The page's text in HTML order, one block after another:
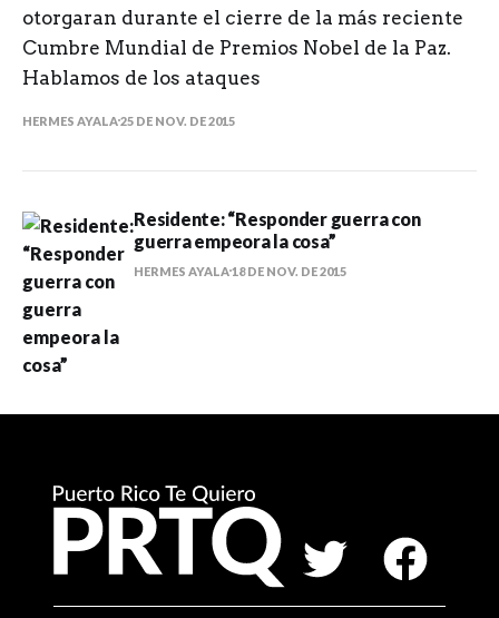
otorgaran durante el cierre de la más reciente
Cumbre Mundial de Premios Nobel de la Paz.
Hablamos de los ataques
HERMES AYALA25 DE NOV. DE 2015
Residente: “Responder guerra con
guerra empeora la cosa”
HERMES AYALA18 DE NOV. DE 2015